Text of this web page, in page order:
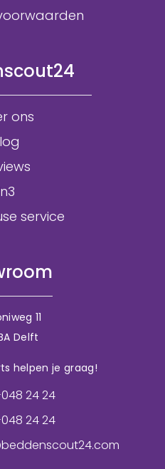
ons
service
11
Delft
helpen je graag!
24 24
24 24